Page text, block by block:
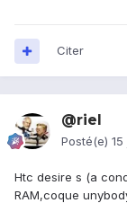
Citer
@riel
Posté(e) 15
Htc desire s (a
RAM,coque